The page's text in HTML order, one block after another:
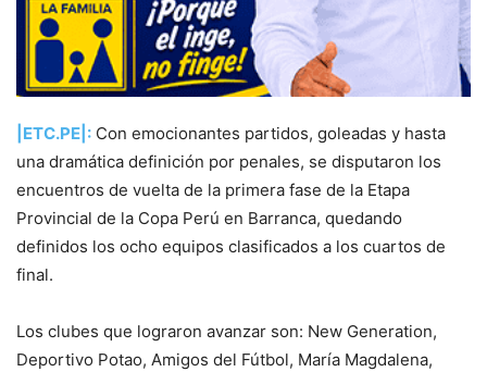
|ETC.PE|: Con emocionantes partidos, goleadas y hasta
una dramática definición por penales, se disputaron los
encuentros de vuelta de la primera fase de la Etapa
Provincial de la Copa Perú en Barranca, quedando
definidos los ocho equipos clasificados a los cuartos de
final.
Los clubes que lograron avanzar son: New Generation,
Deportivo Potao, Amigos del Fútbol, María Magdalena,